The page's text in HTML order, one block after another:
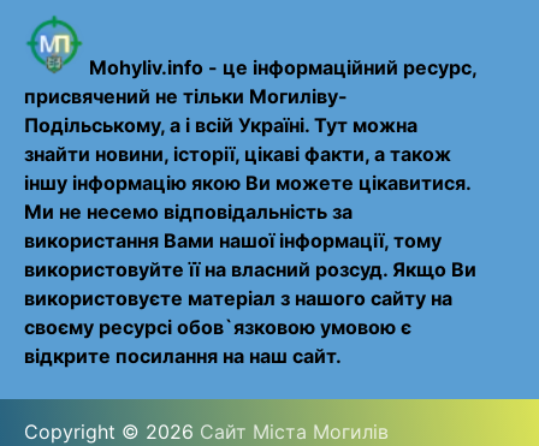
Mohyliv.info - це інформаційний ресурс,
присвячений не тільки Могиліву-
Подільському, а і всій Україні. Тут можна
знайти новини, історії, цікаві факти, а також
іншу інформацію якою Ви можете цікавитися.
Ми не несемо відповідальність за
використання Вами нашої інформації, тому
використовуйте її на власний розсуд. Якщо Ви
використовуєте матеріал з нашого сайту на
своєму ресурсі обов`язковою умовою є
відкрите посилання на наш сайт.
Copyright © 2026 Сайт Міста Могилів